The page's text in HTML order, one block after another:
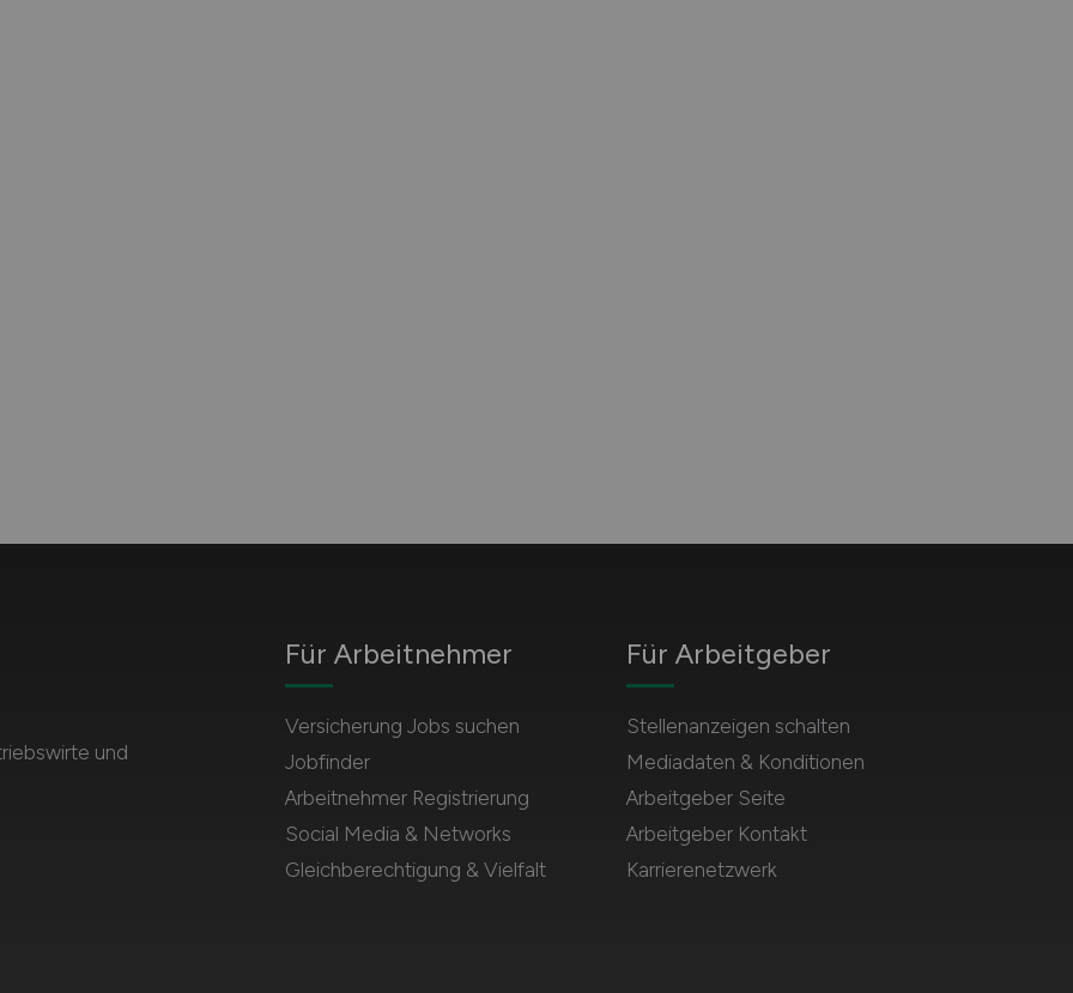
und
Für Arbeitnehmer
Versicherung Jobs suchen
Jobfinder
Arbeitnehmer Registrierung
Social Media & Networks
Gleichberechtigung & Vielfalt
Für Arbeitgeber
Stellenanzeigen schalten
Mediadaten & Konditionen
Arbeitgeber Seite
Arbeitgeber Kontakt
Karrierenetzwerk